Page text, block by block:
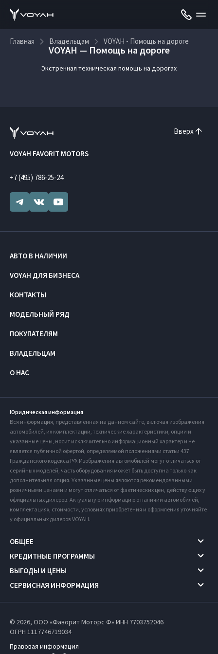
Главная Владельцам VOYAH - Помощь на дороге
VOYAH — Помощь на дороге
Экстренная техническая помощь на дорогах
Вверх
VOYAH FAVORIT MOTORS
+7 (495) 786-25-24
АВТО В НАЛИЧИИ
VOYAH ДЛЯ БИЗНЕСА
КОНТАКТЫ
МОДЕЛЬНЫЙ РЯД
ПОКУПАТЕЛЯМ
ВЛАДЕЛЬЦАМ
О НАС
Юридическая информация
Вся информация, представленная на данном сайте, включая изображения
автомобилей, их комплектации, технические характеристики, опции и
указанные цены, носит исключительно информационный характер и не
является публичной офертой, определяемой положениями статьи 437
Гражданского кодекса РФ. Изображения автомобилей могут отличаться от
серийных моделей, часть оборудования может быть доступна только как
дополнительная опция. Указанные цены являются рекомендованными
розничными ценами и могут отличаться от фактических цен, действующих у
официальных дилеров. Актуальную информацию о наличии автомобилей,
комплектациях, стоимости, условиях приобретения и оформления уточняйте
у официальных дилеров VOYAH.
ОБЩЕЕ
КРЕДИТНЫЕ ПРОГРАММЫ
ВЫГОДЫ И ЦЕНЫ
СЕРВИСНАЯ ИНФОРМАЦИЯ
© 2026, ООО «Фаворит Моторс Ф» ИНН 7703752046
ОГРН 1117746719034
Правовая информация